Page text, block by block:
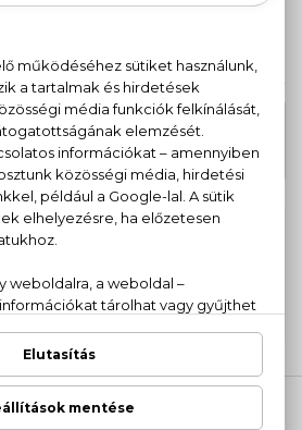
16.900 Ft
TERMÉKEK
Picasso Eau De Parfum
15.580 Ft
-tól
14 napos visszaküldési
Hívd ügyfélszolgálatunkat: